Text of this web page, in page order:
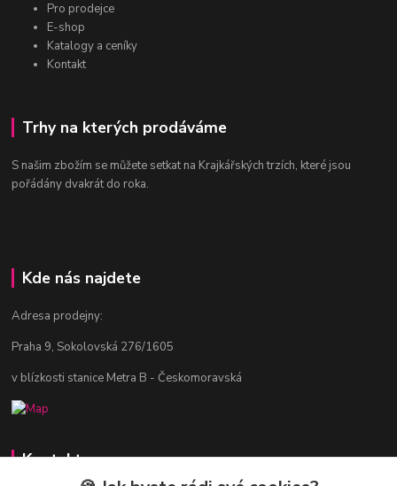
Pro prodejce
E-shop
Katalogy a ceníky
Kontakt
Trhy na kterých prodáváme
S našim zbožím se můžete setkat na Krajkářských trzích, které jsou
pořádány dvakrát do roka.
Kde nás najdete
Adresa prodejny:
Praha 9, Sokolovská 276/1605
v blízkosti stanice Metra B - Českomoravská
Kontakty